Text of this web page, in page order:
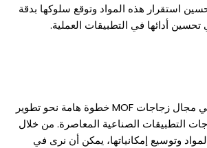
استقرار هذه المواد وتوقع سلوكها بدقة
أدائها في التطبيقات العملية.
تمثل هذه التطورات في مجال زجاجات MOF خطوة هامة نحو تطوير
التطبيقات الصناعية المعاصرة. من خلال
وتوسيع إمكانياتها، يمكن أن نرى في